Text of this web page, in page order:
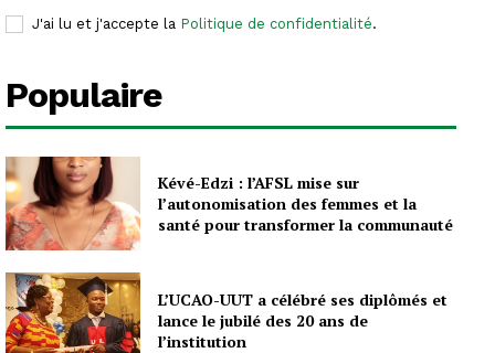
J'ai lu et j'accepte la Politique de confidentialité.
Populaire
Kévé-Edzi : l’AFSL mise sur
l’autonomisation des femmes et la
santé pour transformer la communauté
L’UCAO-UUT a célébré ses diplômés et
lance le jubilé des 20 ans de
l’institution